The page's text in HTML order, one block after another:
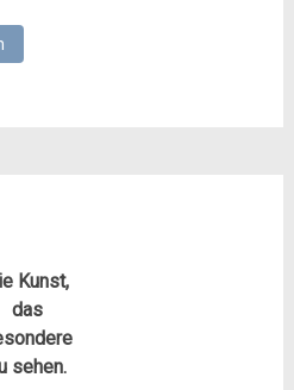
Kunst,
das
sehen.